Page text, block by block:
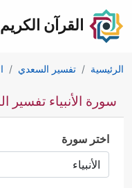
القرآن الكريم
الرئيسية تفسير السعدي
سورة الأنبياء تفسير
اختر سورة